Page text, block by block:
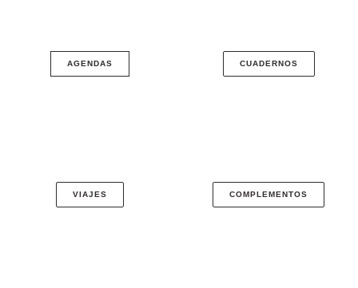
AGENDAS CUADERNOS
VIAJES COMPLEMENTOS